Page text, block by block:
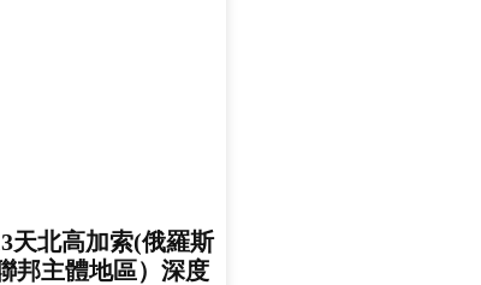
天北高加索(俄羅斯
邦主體地區）深度